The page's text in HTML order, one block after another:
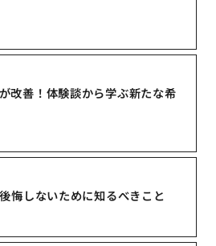
改善！体験談から学ぶ新たな希
悔しないために知るべきこと